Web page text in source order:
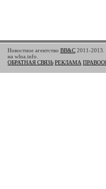
Новостное агентство BB&C 2011-2013.
на wlna.info.
ОБРАТНАЯ СВЯЗЬ РЕКЛАМА